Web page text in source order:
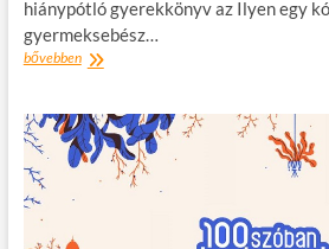
hiánypótló gyerekkönyv az Ilyen egy
gyermeksebész…
bővebbenllyen
dokim!1
rajzpályázat,
1
könyv